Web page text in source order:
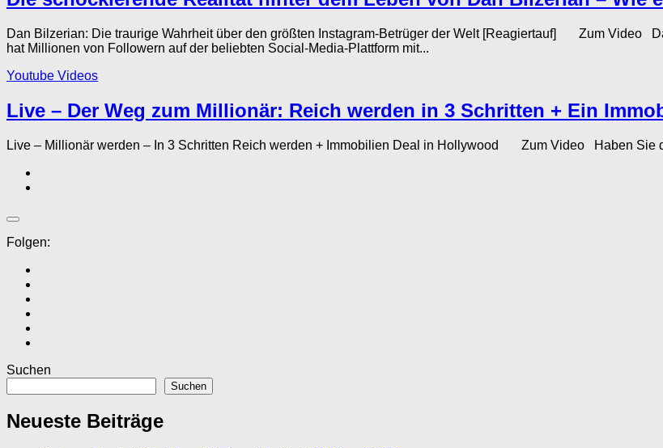
Dan Bilzerian: Die traurige Wahrheit über den größten Instagram-Betrüger der Welt [Reagiertauf] Zum Video
hat Millionen von Followern auf der beliebten Social-Media-Plattform mit...
Youtube Videos
Live – Der Weg zum Millionär: Reich werden in 3 Schritten + Ein
Live – Millionär werden – In 3 Schritten Reich werden + Immobilien Deal in Hollywood Zum Video Haben Sie
Folgen:
Suchen
Suchen
Neueste Beiträge